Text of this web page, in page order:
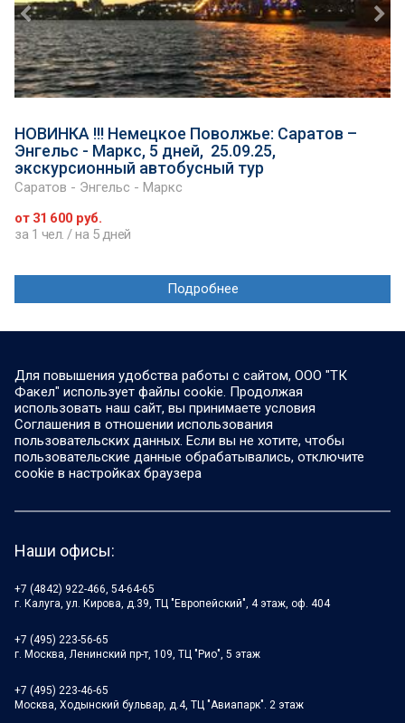
НОВИНКА !!! Немецкое Поволжье: Саратов –
Энгельс - Маркс, 5 дней, 25.09.25,
экскурсионный автобусный тур
Саратов - Энгельс - Маркс
от 31 600 руб.
за 1 чел. / на 5 дней
Подробнее
Для повышения удобства работы с сайтом, ООО "ТК
Факел" использует файлы cookie. Продолжая
использовать наш сайт, вы принимаете условия
Соглашения в отношении использования
пользовательских данных. Если вы не хотите, чтобы
пользовательские данные обрабатывались, отключите
cookie в настройках браузера
Наши офисы:
+7 (4842) 922-466, 54-64-65
г. Калуга, ул. Кирова, д.39, ТЦ "Европейский", 4 этаж, оф. 404
+7 (495) 223-56-65
г. Москва, Ленинский пр-т, 109, ТЦ "Рио", 5 этаж
+7 (495) 223-46-65
Москва, Ходынский бульвар, д.4, ТЦ "Авиапарк". 2 этаж